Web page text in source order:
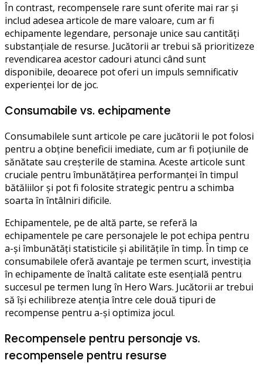
În contrast, recompensele rare sunt oferite mai rar și
includ adesea articole de mare valoare, cum ar fi
echipamente legendare, personaje unice sau cantități
substanțiale de resurse. Jucătorii ar trebui să prioritizeze
revendicarea acestor cadouri atunci când sunt
disponibile, deoarece pot oferi un impuls semnificativ
experienței lor de joc.
Consumabile vs. echipamente
Consumabilele sunt articole pe care jucătorii le pot folosi
pentru a obține beneficii imediate, cum ar fi poțiunile de
sănătate sau creșterile de stamina. Aceste articole sunt
cruciale pentru îmbunătățirea performanței în timpul
bătăliilor și pot fi folosite strategic pentru a schimba
soarta în întâlniri dificile.
Echipamentele, pe de altă parte, se referă la
echipamentele pe care personajele le pot echipa pentru
a-și îmbunătăți statisticile și abilitățile în timp. În timp ce
consumabilele oferă avantaje pe termen scurt, investiția
în echipamente de înaltă calitate este esențială pentru
succesul pe termen lung în Hero Wars. Jucătorii ar trebui
să își echilibreze atenția între cele două tipuri de
recompense pentru a-și optimiza jocul.
Recompensele pentru personaje vs.
recompensele pentru resurse